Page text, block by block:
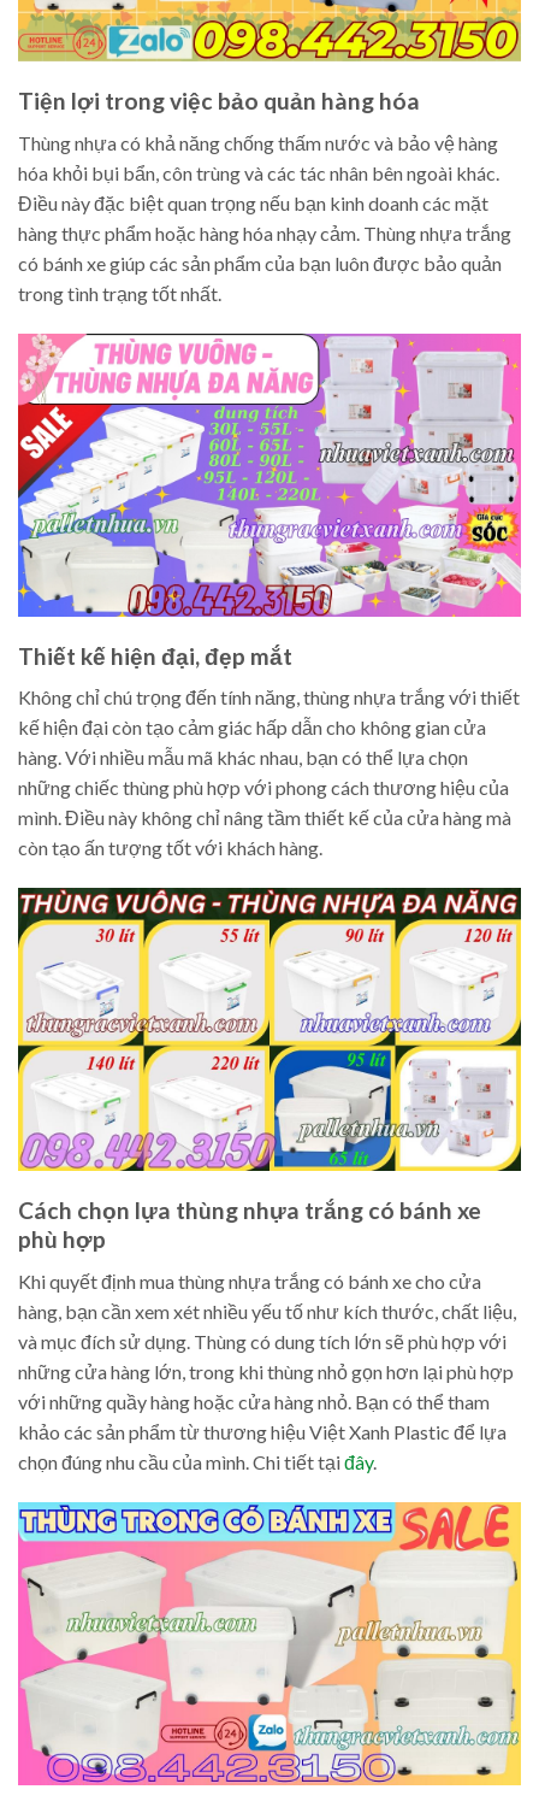
Tiện lợi trong việc bảo quản hàng hóa
Thùng nhựa có khả năng chống thấm nước và bảo vệ hàng
hóa khỏi bụi bẩn, côn trùng và các tác nhân bên ngoài khác.
Điều này đặc biệt quan trọng nếu bạn kinh doanh các mặt
hàng thực phẩm hoặc hàng hóa nhạy cảm. Thùng nhựa trắng
có bánh xe giúp các sản phẩm của bạn luôn được bảo quản
trong tình trạng tốt nhất.
Thiết kế hiện đại, đẹp mắt
Không chỉ chú trọng đến tính năng, thùng nhựa trắng với thiết
kế hiện đại còn tạo cảm giác hấp dẫn cho không gian cửa
hàng. Với nhiều mẫu mã khác nhau, bạn có thể lựa chọn
những chiếc thùng phù hợp với phong cách thương hiệu của
mình. Điều này không chỉ nâng tầm thiết kế của cửa hàng mà
còn tạo ấn tượng tốt với khách hàng.
Cách chọn lựa thùng nhựa trắng có bánh xe
phù hợp
Khi quyết định mua thùng nhựa trắng có bánh xe cho cửa
hàng, bạn cần xem xét nhiều yếu tố như kích thước, chất liệu,
và mục đích sử dụng. Thùng có dung tích lớn sẽ phù hợp với
những cửa hàng lớn, trong khi thùng nhỏ gọn hơn lại phù hợp
với những quầy hàng hoặc cửa hàng nhỏ. Bạn có thể tham
khảo các sản phẩm từ thương hiệu Việt Xanh Plastic để lựa
chọn đúng nhu cầu của mình. Chi tiết tạiđây.